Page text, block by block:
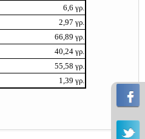
6,6 γρ.
2,97 γρ.
66,89 γρ.
40,24 γρ.
55,58 γρ.
1,39 γρ.